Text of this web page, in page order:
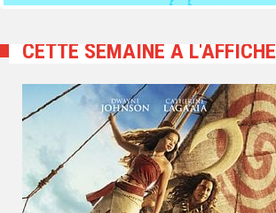
CETTE SEMAINE À L'AFFICHE